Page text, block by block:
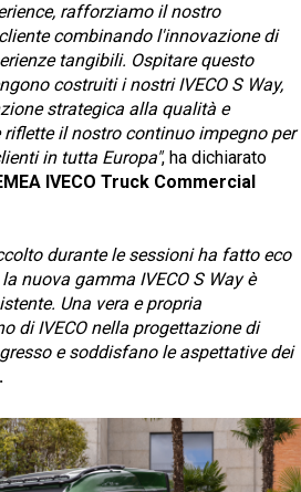
rafforziamo il nostro
combinando l'innovazione di
tangibili. Ospitare questo
costruiti i nostri IVECO S Way,
strategica alla qualità e
il nostro continuo impegno per
in tutta Europa", ha dichiarato
IVECO Truck Commercial
durante le sessioni ha fatto eco
nuova gamma IVECO S Way è
Una vera e propria
di IVECO nella progettazione di
e soddisfano le aspettative dei